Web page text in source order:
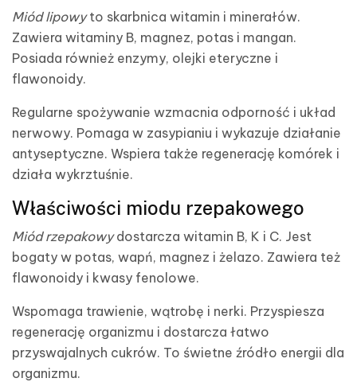
Miód lipowyto skarbnica witamin i minerałów.
Zawiera witaminy B, magnez, potas i mangan.
Posiada również enzymy, olejki eteryczne i
flawonoidy.
Regularne spożywanie wzmacnia odporność i układ
nerwowy. Pomaga w zasypianiu i wykazuje działanie
antyseptyczne. Wspiera także regenerację komórek i
działa wykrztuśnie.
Właściwości miodu rzepakowego
Miód rzepakowydostarcza witamin B, K i C. Jest
bogaty w potas, wapń, magnez i żelazo. Zawiera też
flawonoidy i kwasy fenolowe.
Wspomaga trawienie, wątrobę i nerki. Przyspiesza
regenerację organizmu i dostarcza łatwo
przyswajalnych cukrów. To świetne źródło energii dla
organizmu.